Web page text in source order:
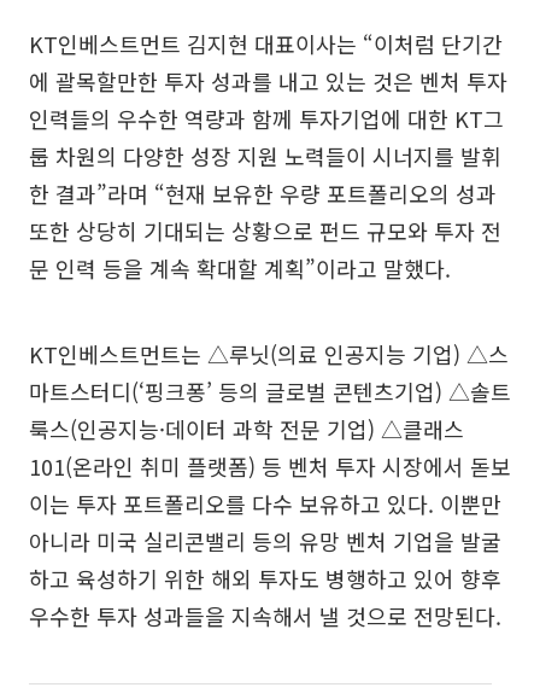
KT인베스트먼트 김지현 대표이사는 “이처럼 단기간
에 괄목할만한 투자 성과를 내고 있는 것은 벤처 투자
인력들의 우수한 역량과 함께 투자기업에 대한 KT그
룹 차원의 다양한 성장 지원 노력들이 시너지를 발휘
한 결과”라며 “현재 보유한 우량 포트폴리오의 성과
또한 상당히 기대되는 상황으로 펀드 규모와 투자 전
문 인력 등을 계속 확대할 계획”이라고 말했다.
KT인베스트먼트는 △루닛(의료 인공지능 기업) △스
마트스터디(‘핑크퐁’ 등의 글로벌 콘텐츠기업) △솔트
룩스(인공지능·데이터 과학 전문 기업) △클래스
101(온라인 취미 플랫폼) 등 벤처 투자 시장에서 돋보
이는 투자 포트폴리오를 다수 보유하고 있다. 이뿐만
아니라 미국 실리콘밸리 등의 유망 벤처 기업을 발굴
하고 육성하기 위한 해외 투자도 병행하고 있어 향후
우수한 투자 성과들을 지속해서 낼 것으로 전망된다.